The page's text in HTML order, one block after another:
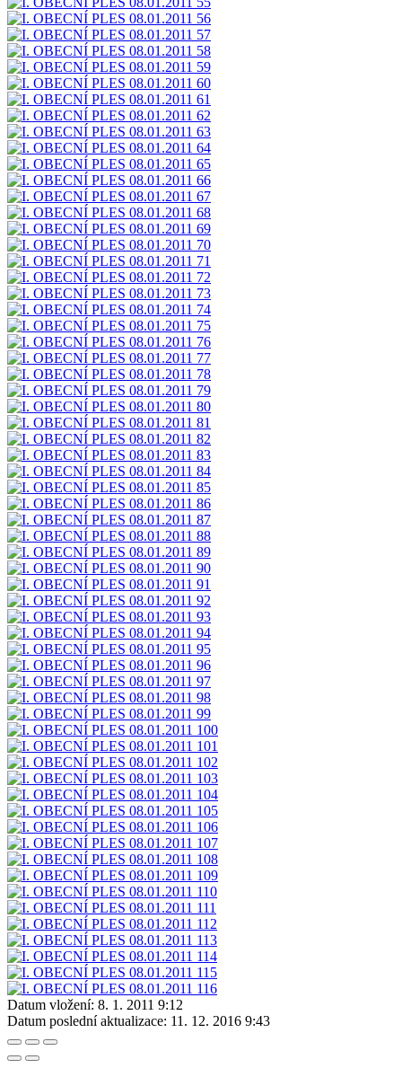
Datum vložení: 8. 1. 2011 9:12
Datum poslední aktualizace: 11. 12. 2016 9:43